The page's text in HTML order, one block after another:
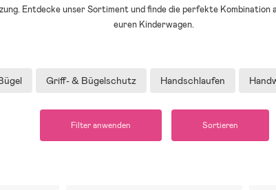
Entdecke unser Sortiment und finde die perfekte Kombination
euren Kinderwagen.
Griff- & Bügelschutz Handschlaufen
Filter anwenden Sortieren